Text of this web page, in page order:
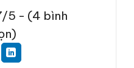
5 - (4 bình